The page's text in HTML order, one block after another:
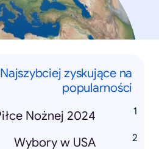
Najszybciej zyskujące na
popularności
Wybory w USA